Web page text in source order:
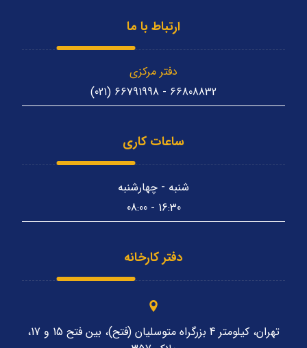
ارتباط با ما
دفتر مرکزی
66808832 - 66791998 (021)
ساعات کاری
شنبه - چهارشنبه
16:30 - 08:00
دفتر کارخانه
تهران، کیلومتر 4 بزرگراه متوسلیان (فتح)، بین فتح 15 و 17،